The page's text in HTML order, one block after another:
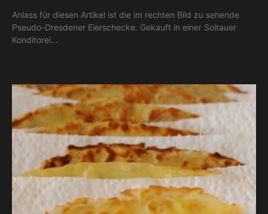
Anlass für diesen Artikel ist die im rechten Bild zu sehende
Pseudo-Dresdener Eierschecke. Gekauft in einer Soltauer
Konditorei…